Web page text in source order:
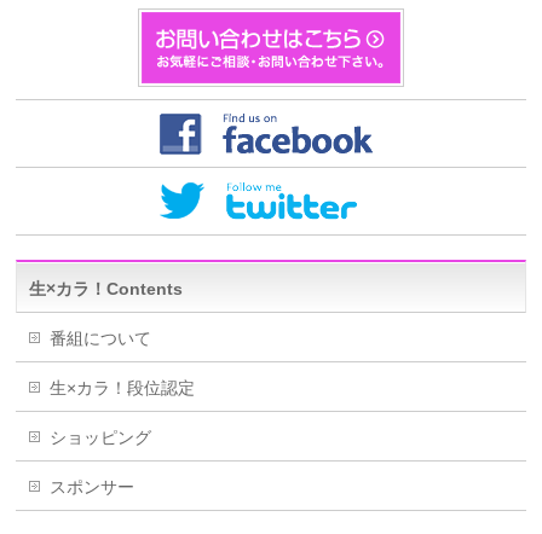
生×カラ！Contents
番組について
生×カラ！段位認定
ショッピング
スポンサー